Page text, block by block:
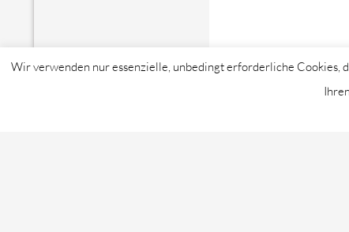
Wir verwenden nur essenzielle, unbedingt erforderliche Cookies,